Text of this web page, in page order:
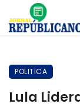
POLITICA
Lula